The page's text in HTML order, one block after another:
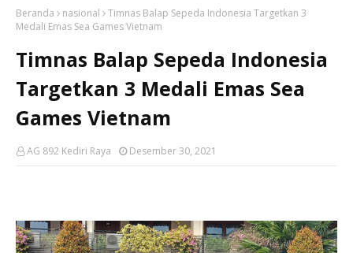
Beranda nasional
Timnas Balap Sepeda Indonesia Targetkan 3
Medali Emas Sea Games Vietnam
Timnas Balap Sepeda Indonesia
Targetkan 3 Medali Emas Sea
Games Vietnam
AG 892 Kediri Raya Desember 30, 2021